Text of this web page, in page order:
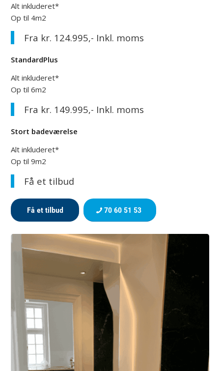
Alt inkluderet*
Op til 4m2
Fra kr. 124.995,- Inkl. moms
StandardPlus
Alt inkluderet*
Op til 6m2
Fra kr. 149.995,- Inkl. moms
Stort badeværelse
Alt inkluderet*
Op til 9m2
Få et tilbud
Få et tilbud 70 60 51 53